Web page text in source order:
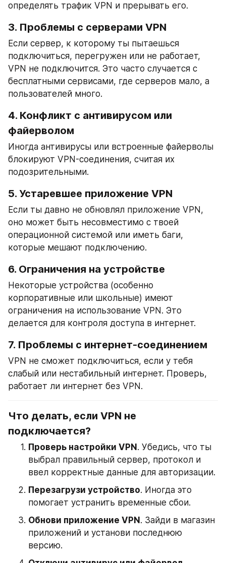
определять трафик VPN и прерывать его.
3. Проблемы с серверами VPN
Если сервер, к которому ты пытаешься
подключиться, перегружен или не работает,
VPN не подключится. Это часто случается с
бесплатными сервисами, где серверов мало, а
пользователей много.
4. Конфликт с антивирусом или
файерволом
Иногда антивирусы или встроенные файерволы
блокируют VPN-соединения, считая их
подозрительными.
5. Устаревшее приложение VPN
Если ты давно не обновлял приложение VPN,
оно может быть несовместимо с твоей
операционной системой или иметь баги,
которые мешают подключению.
6. Ограничения на устройстве
Некоторые устройства (особенно
корпоративные или школьные) имеют
ограничения на использование VPN. Это
делается для контроля доступа в интернет.
7. Проблемы с интернет-соединением
VPN не сможет подключиться, если у тебя
слабый или нестабильный интернет. Проверь,
работает ли интернет без VPN.
Что делать, если VPN не
подключается?
Проверь настройки VPN . Убедись, что ты
выбрал правильный сервер, протокол и
ввел корректные данные для авторизации.
Перезагрузи устройство. Иногда это
помогает устранить временные сбои.
Обнови приложение VPN . Зайди в магазин
приложений и установи последнюю
версию.